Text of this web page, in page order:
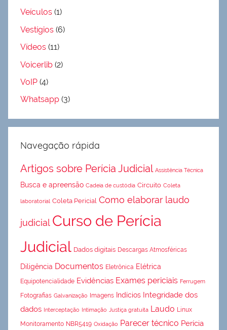
Veículos (1)
Vestígios (6)
Vídeos (11)
Voicerlib (2)
VoIP (4)
Whatsapp (3)
Navegação rápida
Artigos sobre Perícia Judicial Assistência Técnica
Busca e apreensão Cadeia de custódia Circuito Coleta
laboratorial Coleta Pericial Como elaborar laudo
judicial Curso de Perícia
Judicial Dados digitais Descargas Atmosféricas
Diligência Documentos Eletrônica Elétrica
Equipotencialidade Evidências Exames periciais Ferrugem
Fotografias Galvanização Imagens Indícios Integridade dos
dados Interceptação Intimação Justiça gratuita Laudo Linux
Monitoramento NBR5419 Oxidação Parecer técnico Perícia